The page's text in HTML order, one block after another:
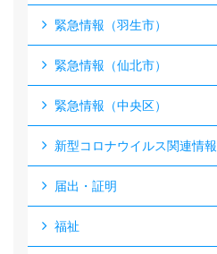
緊急情報（羽生市）
緊急情報（仙北市）
緊急情報（中央区）
新型コロナウイルス関連情報
届出・証明
福祉